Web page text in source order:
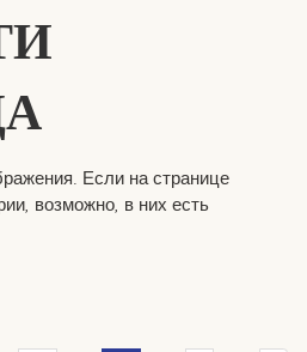
Если на странице
возможно, в них есть